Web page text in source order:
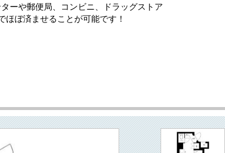
ーや郵便局、コンビニ、ドラッグストア
ぼ済ませることが可能です！